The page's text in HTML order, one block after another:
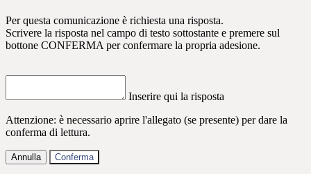
Per questa comunicazione è richiesta una risposta.
Scrivere la risposta nel campo di testo sottostante e premere sul
bottone CONFERMA per confermare la propria adesione.
Inserire qui la risposta
Attenzione: è necessario aprire l'allegato (se presente) per dare la
conferma di lettura.
Annulla Conferma